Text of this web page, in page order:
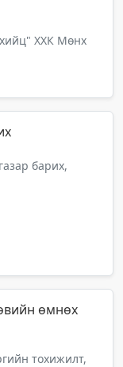
ХХК Мөнх
барих,
өмнөх
тохижилт,